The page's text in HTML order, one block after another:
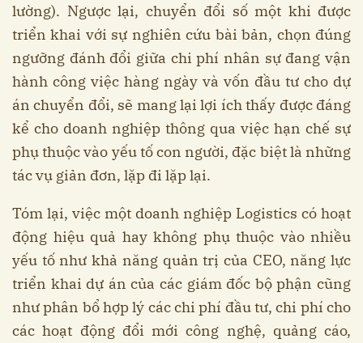
lường). Ngược lại, chuyển đổi số một khi được
triển khai với sự nghiên cứu bài bản, chọn đúng
ngưỡng đánh đổi giữa chi phí nhân sự đang vận
hành công việc hàng ngày và vốn đầu tư cho dự
án chuyển đổi, sẽ mang lại lợi ích thấy được đáng
kể cho doanh nghiệp thông qua việc hạn chế sự
phụ thuộc vào yếu tố con người, đặc biệt là những
tác vụ giản đơn, lặp đi lặp lại.
Tóm lại, việc một doanh nghiệp Logistics có hoạt
động hiệu quả hay không phụ thuộc vào nhiều
yếu tố như khả năng quản trị của CEO, năng lực
triển khai dự án của các giám đốc bộ phận cũng
như phân bổ hợp lý các chi phí đầu tư, chi phí cho
các hoạt động đổi mới công nghệ, quảng cáo,